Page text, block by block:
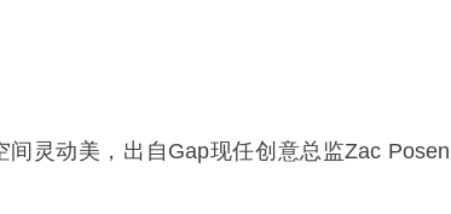
灵动美，出自Gap现任创意总监Zac Posen